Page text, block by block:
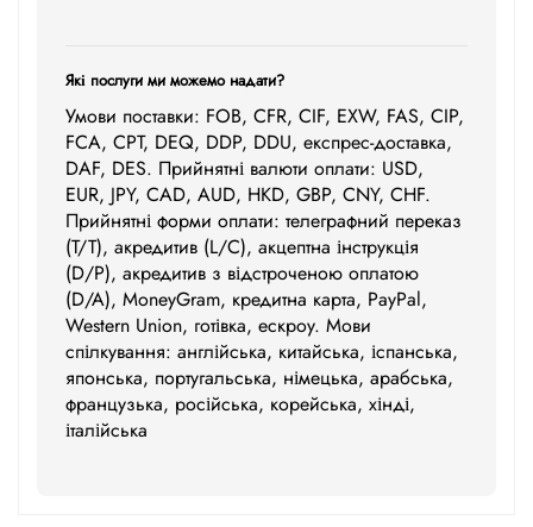
Які послуги ми можемо надати?
Умови поставки: FOB, CFR, CIF, EXW, FAS, CIP,
FCA, CPT, DEQ, DDP, DDU, експрес-доставка,
DAF, DES. Прийнятні валюти оплати: USD,
EUR, JPY, CAD, AUD, HKD, GBP, CNY, CHF.
Прийнятні форми оплати: телеграфний переказ
(T/T), акредитив (L/C), акцептна інструкція
(D/P), акредитив з відстроченою оплатою
(D/A), MoneyGram, кредитна карта, PayPal,
Western Union, готівка, ескроу. Мови
спілкування: англійська, китайська, іспанська,
японська, португальська, німецька, арабська,
французька, російська, корейська, хінді,
італійська